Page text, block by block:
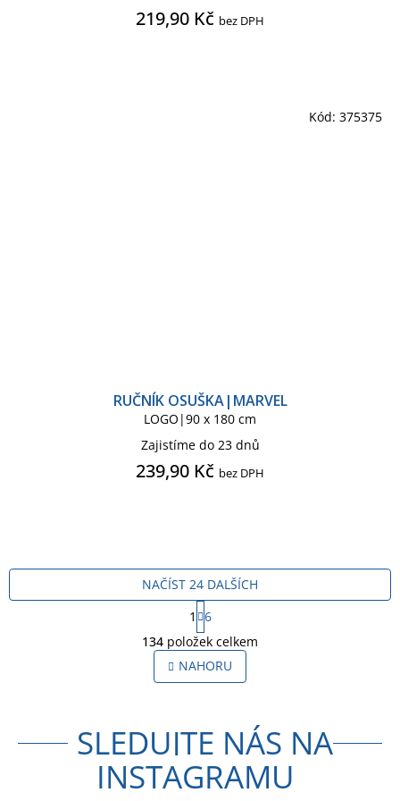
219,90 Kč bez DPH
RUČNÍK OSUŠKA|MARVEL
LOGO|90 x 180 cm
Zajistíme do 23 dnů
239,90 Kč bez DPH
Kód: 375375
O
v
l
á
c
í
p
r
NAČÍST 24 DALŠÍCH
S
t
r
á
n
k
á
n
í
1
6
134 položek celkem
NAHORU
SLEDUJTE NÁS NA
INSTAGRAMU